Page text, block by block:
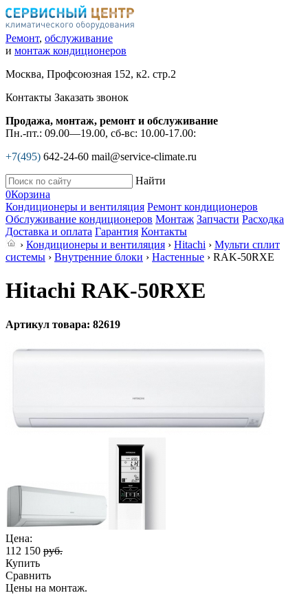
Ремонт, обслуживание
и монтаж кондиционеров
Москва, Профсоюзная 152, к2. стр.2
Контакты Заказать звонок
Продажа, монтаж, ремонт и обслуживание
Пн.-пт.: 09.00—19.00, сб-вс: 10.00-17.00:
+7(495) 642-24-60 mail@service-climate.ru
Найти
0Корзина
Кондиционеры и вентиляция Ремонт кондиционеров
Обслуживание кондиционеров Монтаж Запчасти Расходка
Доставка и оплата Гарантия Контакты
› Кондиционеры и вентиляция › Hitachi › Мульти сплит
системы › Внутренние блоки › Настенные › RAK-50RXE
Hitachi RAK-50RXE
Артикул товара: 82619
Цена:
112 150 руб.
Купить
Сравнить
Цены на монтаж.